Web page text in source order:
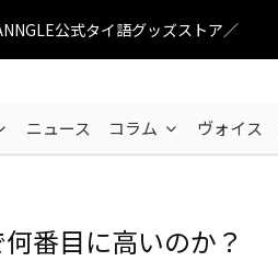
公式タイ語グッズストア／
ニュース コラム ヴォイス
番目に高いのか？